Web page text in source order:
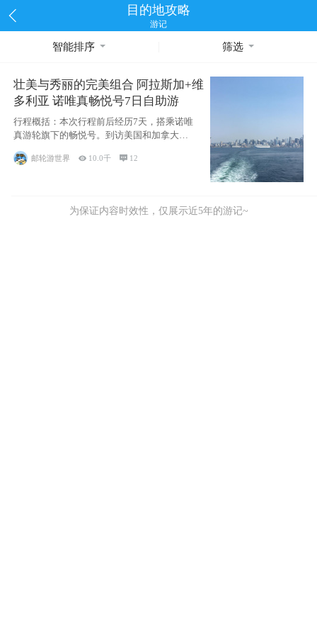
目的地攻略
游记
智能排序 筛选
壮美与秀丽的完美组合 阿拉斯加+维
多利亚 诺唯真畅悦号7日自助游
行程概括：本次行程前后经历7天，搭乘诺唯
真游轮旗下的畅悦号。到访美国和加拿大的4
个州/省：美国华盛顿州
邮轮游世界  10.0千  12
为保证内容时效性，仅展示近5年的游记~